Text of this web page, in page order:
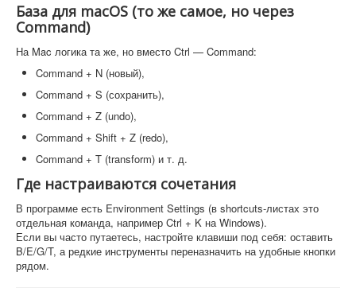
База для macOS (то же самое, но через
Command)
На Mac логика та же, но вместо Ctrl — Command:
Command + N (новый),
Command + S (сохранить),
Command + Z (undo),
Command + Shift + Z (redo),
Command + T (transform) и т. д.
Где настраиваются сочетания
В программе есть Environment Settings (в shortcuts-листах это
отдельная команда, например Ctrl + K на Windows).
Если вы часто путаетесь, настройте клавиши под себя: оставить
B/E/G/T, а редкие инструменты переназначить на удобные кнопки
рядом.